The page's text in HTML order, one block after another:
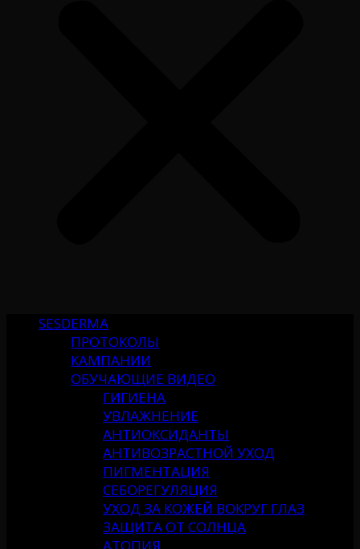
SESDERMA
ПРОТОКОЛЫ
КАМПАНИИ
ОБУЧАЮЩИЕ ВИДЕО
ГИГИЕНА
УВЛАЖНЕНИЕ
АНТИОКСИДАНТЫ
АНТИВОЗРАСТНОЙ УХОД
ПИГМЕНТАЦИЯ
СЕБОРЕГУЛЯЦИЯ
УХОД ЗА КОЖЕЙ ВОКРУГ ГЛАЗ
ЗАЩИТА ОТ СОЛНЦА